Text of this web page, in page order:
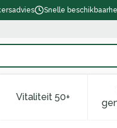
Snelle
categorie
en vitamines
voor Zwangerschap
Vitaliteit 50+Toon submenu